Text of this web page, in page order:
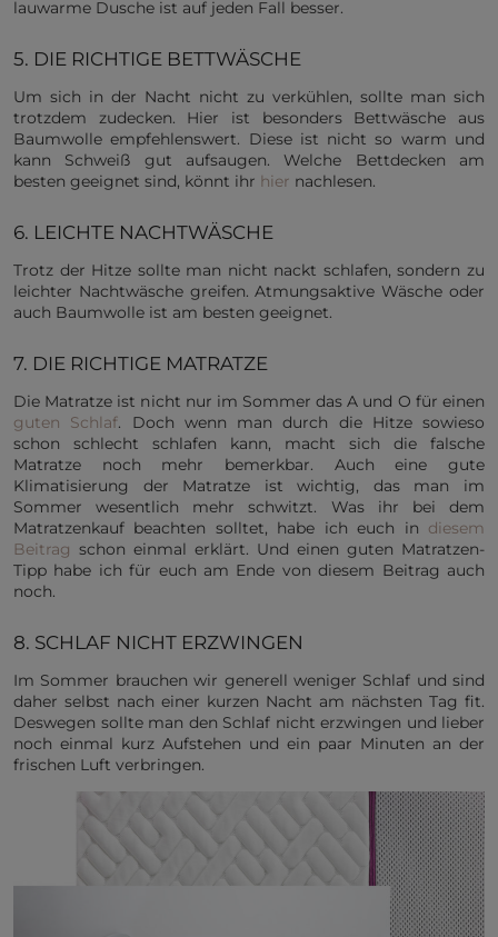
lauwarme Dusche ist auf jeden Fall besser.
5. DIE RICHTIGE BETTWÄSCHE
Um sich in der Nacht nicht zu verkühlen, sollte man sich
trotzdem zudecken. Hier ist besonders Bettwäsche aus
Baumwolle empfehlenswert. Diese ist nicht so warm und
kann Schweiß gut aufsaugen. Welche Bettdecken am
besten geeignet sind, könnt ihr hier nachlesen.
6. LEICHTE NACHTWÄSCHE
Trotz der Hitze sollte man nicht nackt schlafen, sondern zu
leichter Nachtwäsche greifen. Atmungsaktive Wäsche oder
auch Baumwolle ist am besten geeignet.
7. DIE RICHTIGE MATRATZE
Die Matratze ist nicht nur im Sommer das A und O für einen
guten Schlaf. Doch wenn man durch die Hitze sowieso
schon schlecht schlafen kann, macht sich die falsche
Matratze noch mehr bemerkbar. Auch eine gute
Klimatisierung der Matratze ist wichtig, das man im
Sommer wesentlich mehr schwitzt. Was ihr bei dem
Matratzenkauf beachten solltet, habe ich euch in diesem
Beitrag schon einmal erklärt. Und einen guten Matratzen-
Tipp habe ich für euch am Ende von diesem Beitrag auch
noch.
8. SCHLAF NICHT ERZWINGEN
Im Sommer brauchen wir generell weniger Schlaf und sind
daher selbst nach einer kurzen Nacht am nächsten Tag fit.
Deswegen sollte man den Schlaf nicht erzwingen und lieber
noch einmal kurz Aufstehen und ein paar Minuten an der
frischen Luft verbringen.